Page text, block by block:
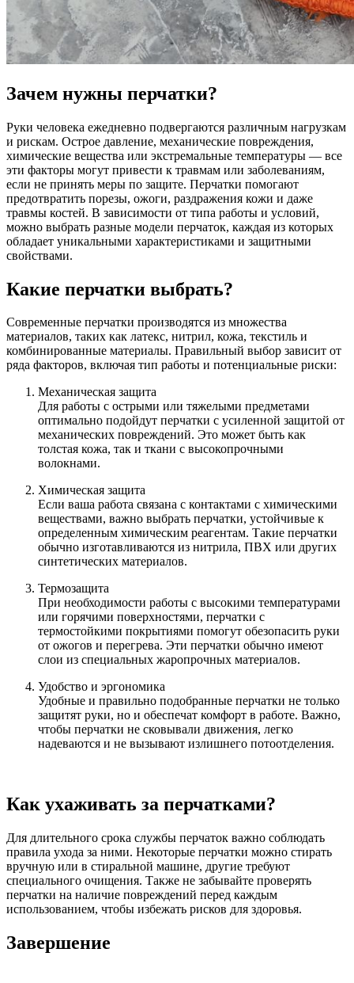
Зачем нужны перчатки?
Руки человека ежедневно подвергаются различным нагрузкам
и рискам. Острое давление, механические повреждения,
химические вещества или экстремальные температуры — все
эти факторы могут привести к травмам или заболеваниям,
если не принять меры по защите. Перчатки помогают
предотвратить порезы, ожоги, раздражения кожи и даже
травмы костей. В зависимости от типа работы и условий,
можно выбрать разные модели перчаток, каждая из которых
обладает уникальными характеристиками и защитными
свойствами.
Какие перчатки выбрать?
Современные перчатки производятся из множества
материалов, таких как латекс, нитрил, кожа, текстиль и
комбинированные материалы. Правильный выбор зависит от
ряда факторов, включая тип работы и потенциальные риски:
Механическая защита
Для работы с острыми или тяжелыми предметами
оптимально подойдут перчатки с усиленной защитой от
механических повреждений. Это может быть как
толстая кожа, так и ткани с высокопрочными
волокнами.
Химическая защита
Если ваша работа связана с контактами с химическими
веществами, важно выбрать перчатки, устойчивые к
определенным химическим реагентам. Такие перчатки
обычно изготавливаются из нитрила, ПВХ или других
синтетических материалов.
Термозащита
При необходимости работы с высокими температурами
или горячими поверхностями, перчатки с
термостойкими покрытиями помогут обезопасить руки
от ожогов и перегрева. Эти перчатки обычно имеют
слои из специальных жаропрочных материалов.
Удобство и эргономика
Удобные и правильно подобранные перчатки не только
защитят руки, но и обеспечат комфорт в работе. Важно,
чтобы перчатки не сковывали движения, легко
надеваются и не вызывают излишнего потоотделения.
Как ухаживать за перчатками?
Для длительного срока службы перчаток важно соблюдать
правила ухода за ними. Некоторые перчатки можно стирать
вручную или в стиральной машине, другие требуют
специального очищения. Также не забывайте проверять
перчатки на наличие повреждений перед каждым
использованием, чтобы избежать рисков для здоровья.
Завершение